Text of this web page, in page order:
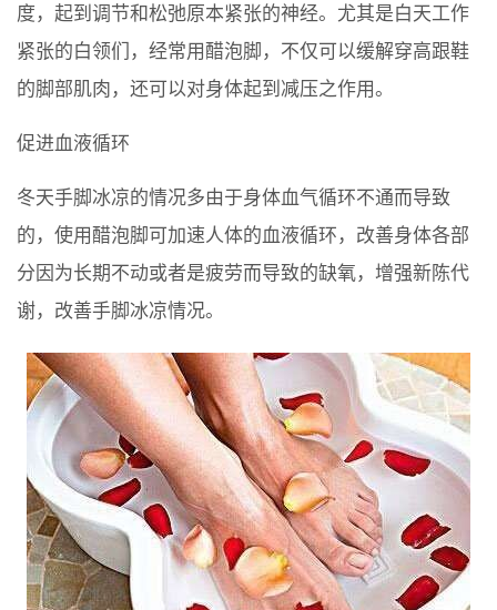
度，起到调节和松弛原本紧张的神经。尤其是白天工作
紧张的白领们，经常用醋泡脚，不仅可以缓解穿高跟鞋
的脚部肌肉，还可以对身体起到减压之作用。
促进血液循环
冬天手脚冰凉的情况多由于身体血气循环不通而导致
的，使用醋泡脚可加速人体的血液循环，改善身体各部
分因为长期不动或者是疲劳而导致的缺氧，增强新陈代
谢，改善手脚冰凉情况。